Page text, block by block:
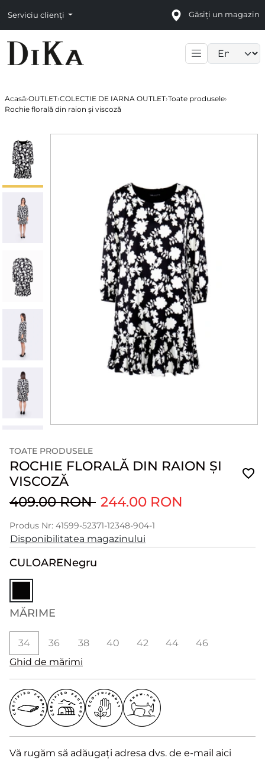
Serviciu clienți Găsiți un magazin
Acasă›OUTLET›COLECTIE DE IARNA OUTLET›Toate produsele›
Rochie florală din raion și viscoză
TOATE PRODUSELE
ROCHIE FLORALĂ DIN RAION ȘI
VISCOZĂ
409.00 RON 244.00 RON
Produs Nr: 41599-52371-12348-904-1
Disponibilitatea magazinului
CULOARENegru
MĂRIME
34 36 38 40 42 44
46
Ghid de mărimi
Vă rugăm să adăugați adresa dvs. de e-mail aici